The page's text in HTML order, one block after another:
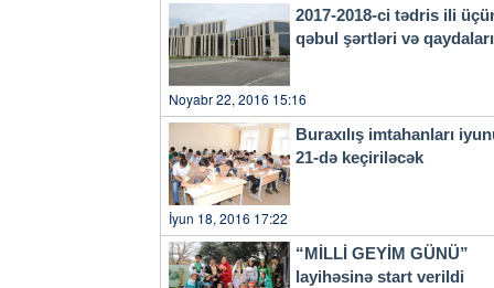
2017-2018-ci tədris ili
qəbul şərtləri və
Noyabr 22, 2016 15:16
Buraxılış imtahanları
21-də keçiriləcək
İyun 18, 2016 17:22
“MİLLİ GEYİM GÜNÜ”
layihəsinə start verildi